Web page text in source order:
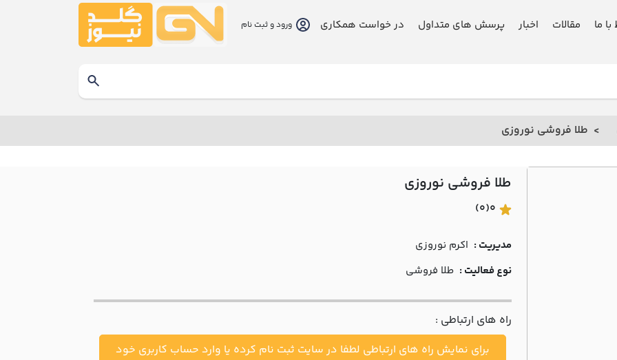
با ما مقالات اخبار پرسش های متداول در خواست همکاری ورود و ثبت نام
طلا فروشی نوروزي
طلا فروشی نوروزي
0
(0)
مدیریت : اکرم نوروزي
نوع فعالیت : طلا فروشی
راه های ارتباطی :
برای نمایش راه های ارتباطی لطفا در سایت ثبت نام کرده یا وارد حساب کاربری خود